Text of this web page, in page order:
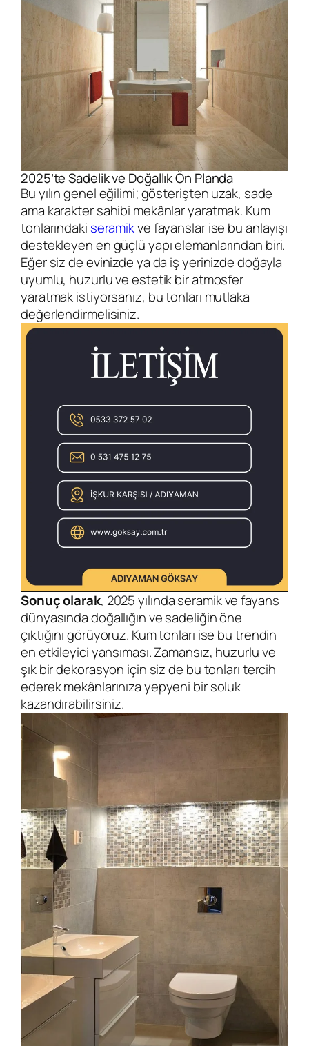
2025’te Sadelik ve Doğallık Ön Planda
Bu yılın genel eğilimi; gösterişten uzak, sade
ama karakter sahibi mekânlar yaratmak. Kum
tonlarındaki seramikve fayanslar ise bu anlayışı
destekleyen en güçlü yapı elemanlarından biri.
Eğer siz de evinizde ya da iş yerinizde doğayla
uyumlu, huzurlu ve estetik bir atmosfer
yaratmak istiyorsanız, bu tonları mutlaka
değerlendirmelisiniz.
Sonuç olarak, 2025 yılında seramik ve fayans
dünyasında doğallığın ve sadeliğin öne
çıktığını görüyoruz. Kum tonları ise bu trendin
en etkileyici yansıması. Zamansız, huzurlu ve
şık bir dekorasyon için siz de bu tonları tercih
ederek mekânlarınıza yepyeni bir soluk
kazandırabilirsiniz.